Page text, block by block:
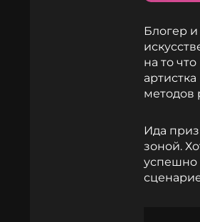
Блогер и
на то
методов
Ида
зоной.
успешно